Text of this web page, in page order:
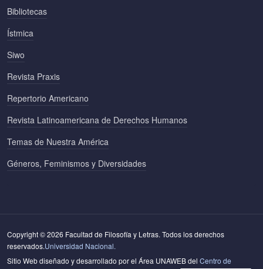
Bibliotecas
Ístmica
Siwo
Revista Praxis
Repertorio Americano
Revista Latinoamericana de Derechos Humanos
Temas de Nuestra América
Géneros, Feminismos y Diversidades
Copyright © 2026 Facultad de Filosofía y Letras. Todos los derechos
reservados.Universidad Nacional.
Sitio Web diseñado y desarrollado por el Área UNAWEB del Centro de